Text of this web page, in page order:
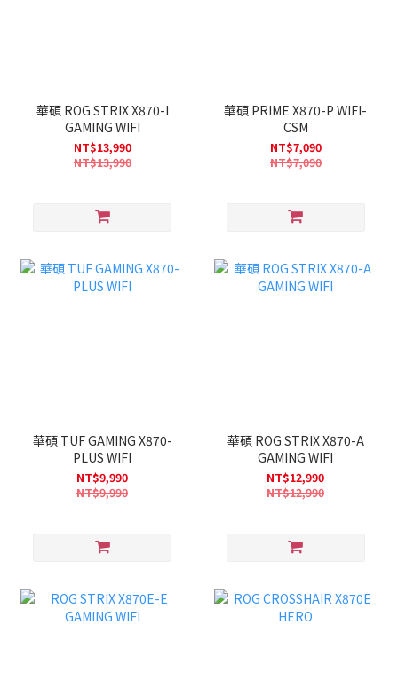
華碩 ROG STRIX X870-I
GAMING WIFI
NT$13,990
NT$13,990
華碩 PRIME X870-P WIFI-
CSM
NT$7,090
NT$7,090
華碩 TUF GAMING X870-
PLUS WIFI
NT$9,990
NT$9,990
華碩 ROG STRIX X870-A
GAMING WIFI
NT$12,990
NT$12,990